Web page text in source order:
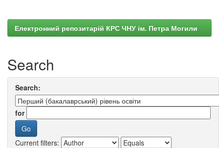
Електронний репозитарій КРС ЧНУ ім. Петра Могили
Search
Search:
for
Current filters: